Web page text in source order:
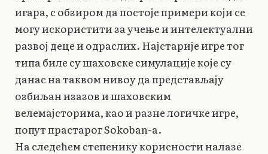
игара, с обзиром да постоје примери који се
могу искористити за учење и интелектуални
развој деце и одраслих. Најстарије игре тог
типа биле су шаховске симулације које су
данас на таквом нивоу да представљају
озбиљан изазов и шаховским
велемајсторима, као и разне логичке игре,
попут прастарог Sokoban-а.
На следећем степенику корисности налазе